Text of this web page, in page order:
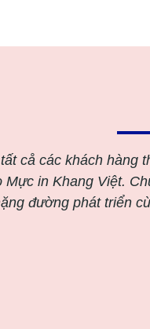
cå các khách hàng
Mực in Khang Việt.
đường phát triển